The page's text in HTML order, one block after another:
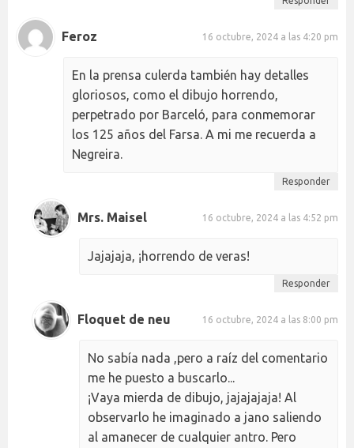
Feroz 16 octubre, 2024 a las 4:20 pm
En la prensa culerda también hay detalles
gloriosos, como el dibujo horrendo,
perpetrado por Barceló, para conmemorar
los 125 años del Farsa. A mi me recuerda a
Negreira.
Responder
Mrs. Maisel 16 octubre, 2024 a las 4:52 pm
Jajajaja, ¡horrendo de veras!
Responder
Floquet de neu 16 octubre, 2024 a las 8:00 pm
No sabía nada ,pero a raíz del comentario
me he puesto a buscarlo...
¡Vaya mierda de dibujo, jajajajaja! Al
observarlo he imaginado a jano saliendo
al amanecer de cualquier antro. Pero